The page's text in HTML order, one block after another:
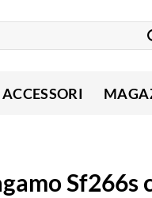
ACCESSORI
Sf266s